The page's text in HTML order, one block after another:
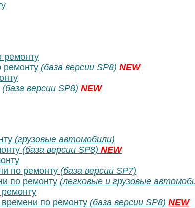
ремонту
(база версии SP8) NEW
(база версии SP8) NEW
(грузовые автомобили)
(база версии SP8) NEW
по ремонту (база версии SP7)
по ремонту (легковые и грузовые
по ремонту (база версии SP8) NEW